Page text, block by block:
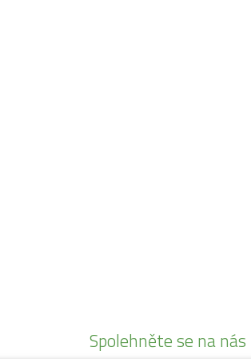
Spolehněte se na nás